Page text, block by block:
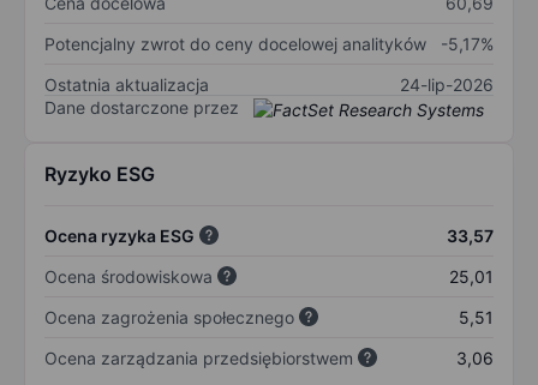
Potencjalny zwrot do ceny docelowej analityków
-5,17%
Ostatnia aktualizacja
24-lip-2026
Dane dostarczone przez
Ryzyko ESG
Ocena ryzyka ESG
33,57
Ocena środowiskowa
25,01
Ocena zagrożenia społecznego
5,51
Ocena zarządzania przedsiębiorstwem
3,06